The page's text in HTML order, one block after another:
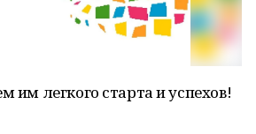
им легкого старта и успехов!